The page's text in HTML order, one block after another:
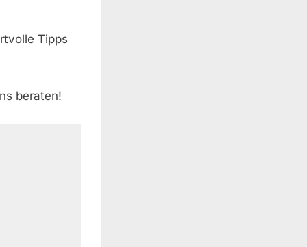
Tipps
beraten!